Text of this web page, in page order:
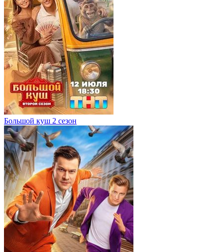
Большой куш 2 сезон